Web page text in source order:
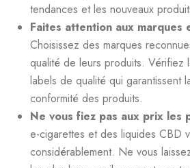
tendances et les nouveaux
Faites attention aux marques
Choisissez des marques
qualité de leurs produits. Vérifiez
labels de qualité qui garantissent
conformité des produits.
Ne vous fiez pas aux prix les
e-cigarettes et des liquides CBD
considérablement. Ne vous